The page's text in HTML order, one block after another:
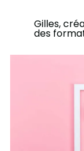
Gilles,
des